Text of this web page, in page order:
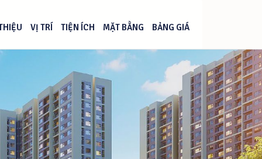
VỊ TRÍ TIỆN ÍCH MẶT BẰNG BẢNG GIÁ